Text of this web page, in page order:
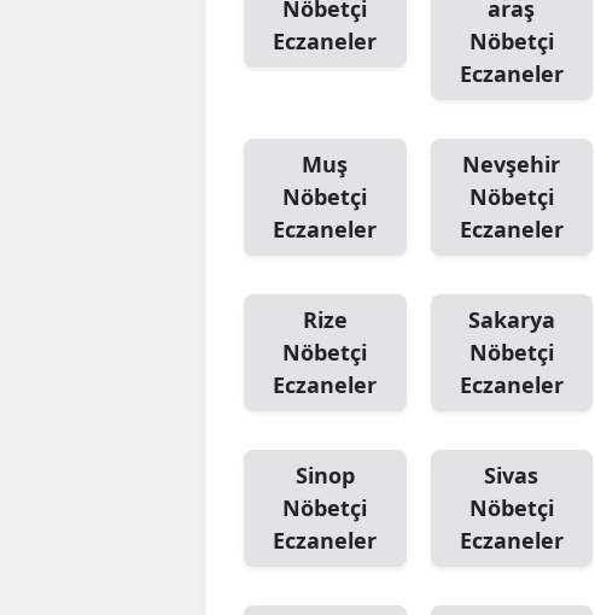
Nöbetçi
Eczaneler
araş
Nöbetçi
Eczaneler
Muş
Nöbetçi
Eczaneler
Nevşehir
Nöbetçi
Eczaneler
Rize
Nöbetçi
Eczaneler
Sakarya
Nöbetçi
Eczaneler
Sinop
Nöbetçi
Eczaneler
Sivas
Nöbetçi
Eczaneler